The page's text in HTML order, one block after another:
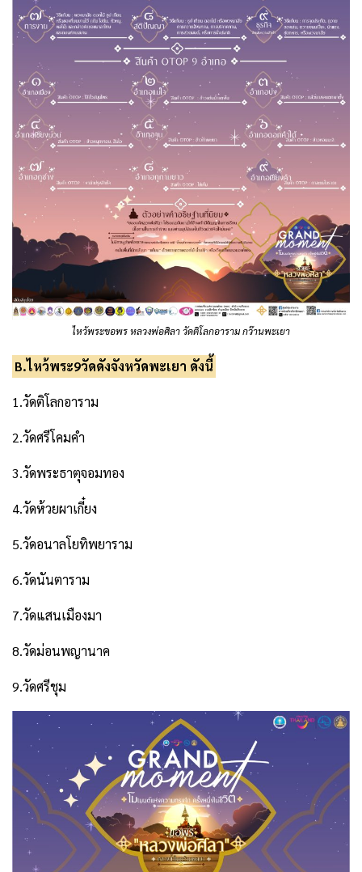
ไหว้พระขอพร หลวงพ่อศิลา วัดติโลกอาราม กว๊านพะเยา
B.ไหว้พระ9วัดดังจังหวัดพะเยา ดังนี้
1.วัดติโลกอาราม
2.วัดศรีโคมคำ
3.วัดพระธาตุจอมทอง
4.วัดห้วยผาเกี๋ยง
5.วัดอนาลโยทิพยาราม
6.วัดนันตาราม
7.วัดแสนเมืองมา
8.วัดม่อนพญานาค
9.วัดศรีชุม